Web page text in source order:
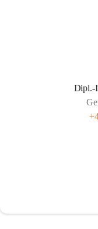
Dipl.-